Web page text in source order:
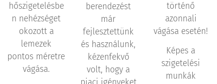
hőszigetelésbe
n nehézséget
okozott a
lemezek
pontos méretre
vágása.
berendezést
már
fejlesztettünk
és használunk,
kézenfekvő
volt, hogy a
történő
azonnali
vágása esetén!
Képes a
szigetelési
munkák